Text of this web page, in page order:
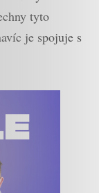
tyto
je spojuje s